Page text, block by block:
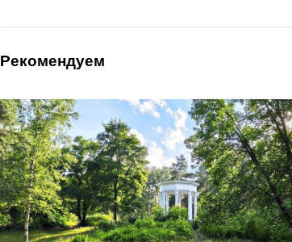
Рекомендуем